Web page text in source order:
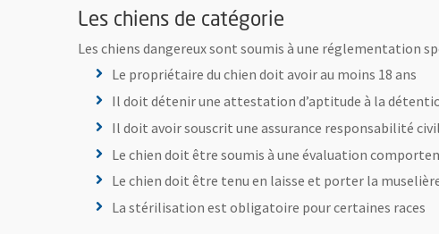
Les chiens de catégorie
Les chiens dangereux sont soumis à une réglementation
Le propriétaire du chien doit avoir au moins 18 ans
Il doit détenir une attestation d’aptitude à la
Il doit avoir souscrit une assurance responsabilité
Le chien doit être soumis à une évaluation
Le chien doit être tenu en laisse et porter la
La stérilisation est obligatoire pour certaines races